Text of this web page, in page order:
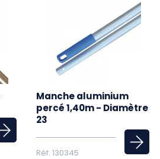
Manche aluminium
percé 1,40m - Diamètre
23
Réf. 130345